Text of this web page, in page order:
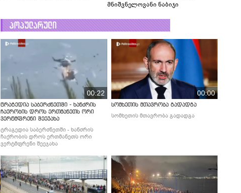
მნიშვნელოვანი ნაბიჯი
პოპულარული
00:22
ტრაგედია საბერძნეთში - ხანძრის
ჩაქრობის დროს ერთმანეთს ორი
ვერტმფრენი შეეჯახა
ტრაგედია საბერძნეთში - ხანძრის
ჩაქრობის დროს ერთმანეთს ორი
ვერტმფრენი შეეჯახა
00:00
სომხეთის მთავრობა გადადგა
სომხეთის მთავრობა გადადგა